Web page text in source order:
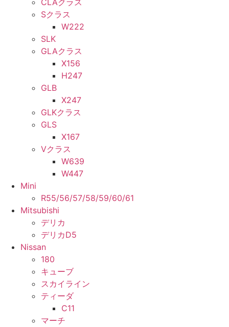
CLAクラス
Sクラス
W222
SLK
GLAクラス
X156
H247
GLB
X247
GLKクラス
GLS
X167
Vクラス
W639
W447
Mini
R55/56/57/58/59/60/61
Mitsubishi
デリカ
デリカD5
Nissan
180
キューブ
スカイライン
ティーダ
C11
マーチ